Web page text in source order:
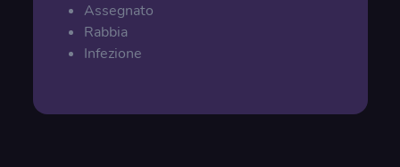
Assegnato
Rabbia
Infezione